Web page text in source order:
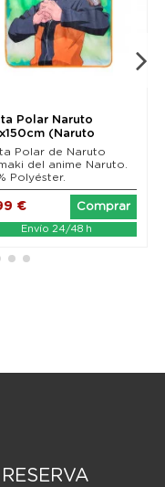
Polar Naruto
(Naruto
Polar de Naruto
del anime Naruto.
Polyéster.
€ Comprar
Envío 24/48 h